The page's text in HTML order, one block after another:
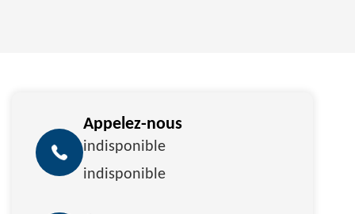
Appelez-nous
indisponible
indisponible